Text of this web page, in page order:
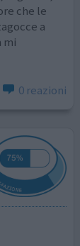
che le
a
mi
0 reazioni